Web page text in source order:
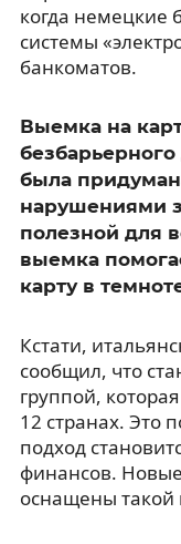
когда немецкие
системы
банкоматов.
Выемка на
была
нарушениями
полезной для
выемка
карту в
Кстати,
сообщил, что
группой,
12 странах. Это
подход
финансов.
оснащены